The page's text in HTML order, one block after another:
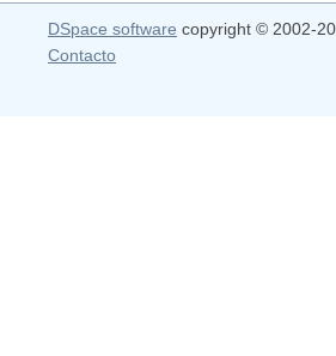
DSpace software copyright © 2002-
Contacto